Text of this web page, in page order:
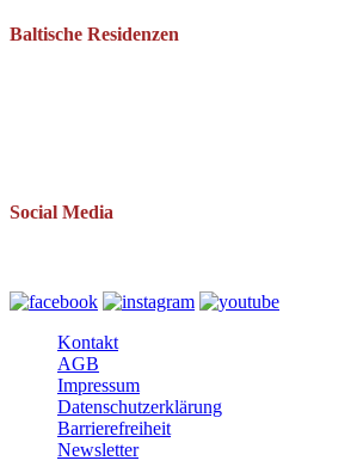
Baltische Residenzen
Social Media
Kontakt
AGB
Impressum
Datenschutzerklärung
Barrierefreiheit
Newsletter